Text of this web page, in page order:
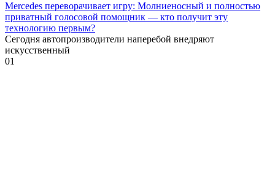
Mercedes переворачивает игру: Молниеносный и полностью
приватный голосовой помощник — кто получит эту
технологию первым?
Сегодня автопроизводители наперебой внедряют
искусственный
01